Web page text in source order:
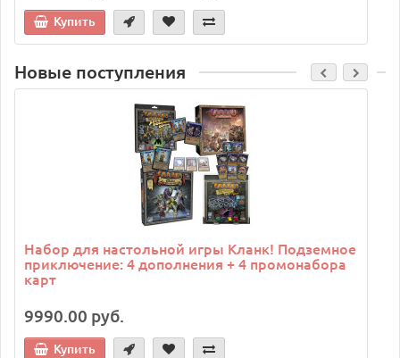
Купить
Новые поступления
Набор для настольной игры Кланк! Подземное
приключение: 4 дополнения + 4 промонабора
карт
9990.00 руб.
Купить